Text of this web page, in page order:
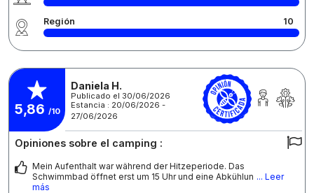
Región 10
5,86 /10
Daniela H.
Publicado el 30/06/2026
Estancia : 20/06/2026 -
27/06/2026
Opiniones sobre el camping :
Mein Aufenthalt war während der Hitzeperiode. Das
Schwimmbad öffnet erst um 15 Uhr und eine Abkühlun ... Leer
más